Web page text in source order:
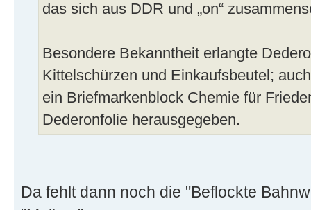
das sich aus DDR und „on“
Besondere Bekanntheit erlangte
Kittelschürzen und Einkaufsbeutel;
ein Briefmarkenblock Chemie für
Dederonfolie herausgegeben.
Da fehlt dann noch die "Beflockte